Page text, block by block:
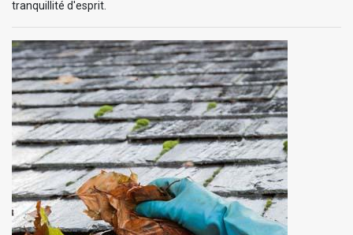
tranquillité d'esprit.